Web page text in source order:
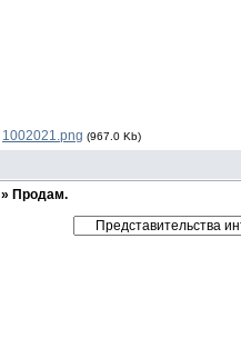
1002021.png (967.0 Kb)
» Продам.